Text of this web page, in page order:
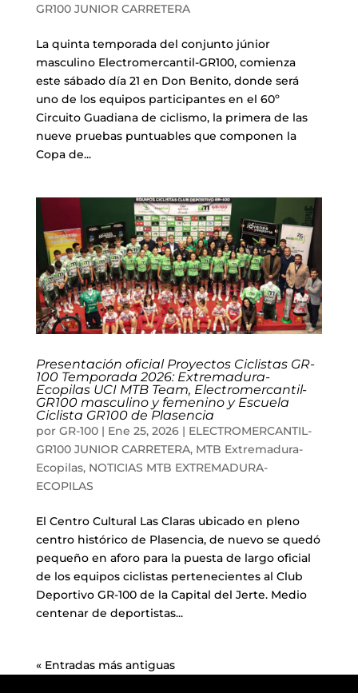
GR100 JUNIOR CARRETERA
La quinta temporada del conjunto júnior
masculino Electromercantil-GR100, comienza
este sábado día 21 en Don Benito, donde será
uno de los equipos participantes en el 60º
Circuito Guadiana de ciclismo, la primera de las
nueve pruebas puntuables que componen la
Copa de...
Presentación oficial Proyectos Ciclistas GR-
100 Temporada 2026: Extremadura-
Ecopilas UCI MTB Team, Electromercantil-
GR100 masculino y femenino y Escuela
Ciclista GR100 de Plasencia
por GR-100| Ene 25, 2026| ELECTROMERCANTIL-
GR100 JUNIOR CARRETERA, MTB Extremadura-
Ecopilas, NOTICIAS MTB EXTREMADURA-
ECOPILAS
El Centro Cultural Las Claras ubicado en pleno
centro histórico de Plasencia, de nuevo se quedó
pequeño en aforo para la puesta de largo oficial
de los equipos ciclistas pertenecientes al Club
Deportivo GR-100 de la Capital del Jerte. Medio
centenar de deportistas...
« Entradas más antiguas